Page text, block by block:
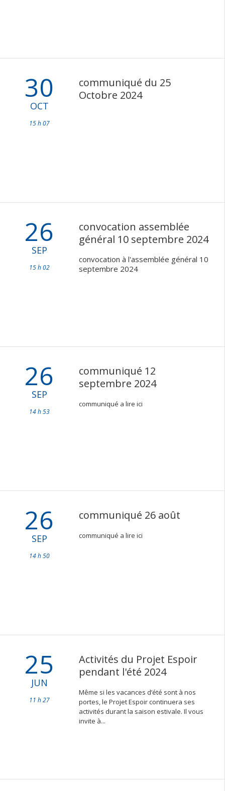
30
OCT
15 h 07
communiqué du 25
Octobre 2024
26
SEP
15 h 02
convocation assemblée
général 10 septembre 2024
convocation à l'assemblée général 10
septembre 2024
26
SEP
14 h 53
communiqué 12
septembre 2024
communiqué a lire ici
26
SEP
14 h 50
communiqué 26 août
communiqué a lire ici
25
JUN
11 h 27
Activités du Projet Espoir
pendant l'été 2024
Même si les vacances d’été sont à nos
portes, le Projet Espoir continuera ses
activités durant la saison estivale. Il vous
invite à...